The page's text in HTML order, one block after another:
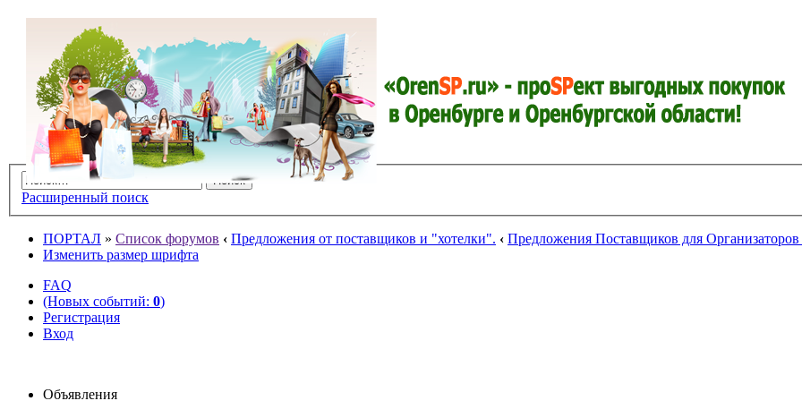
Расширенный поиск
ПОРТАЛ » Список форумов ‹ Предложения от поставщиков и "хотелки". ‹ Предложения Поставщиков для
Изменить размер шрифта
FAQ
(Новых событий: 0)
Регистрация
Вход
Объявления